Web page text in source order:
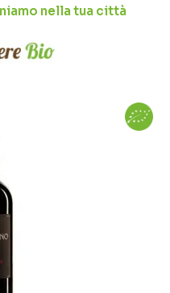
nella tua città